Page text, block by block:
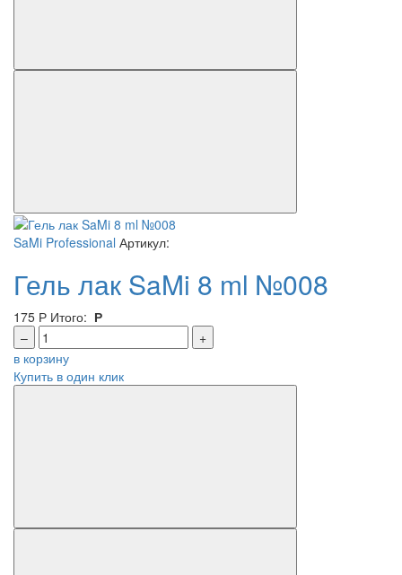
SaMi Professional Артикул:
Гель лак SaMi 8 ml №008
175 Р Итого: Р
–
+
в корзину
Купить в один клик